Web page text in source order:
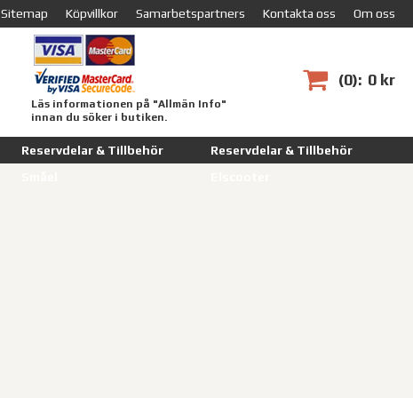
Sitemap Köpvillkor Samarbetspartners Kontakta oss Om oss
0 0 kr
Läs informationen på "Allmän Info"
innan du söker i butiken.
Reservdelar & Tillbehör
Reservdelar & Tillbehör